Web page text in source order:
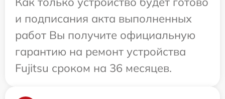
и подписания акта выполненных
работ Вы получите официальную
гарантию на ремонт устройства
Fujitsu сроком на 36 месяцев.